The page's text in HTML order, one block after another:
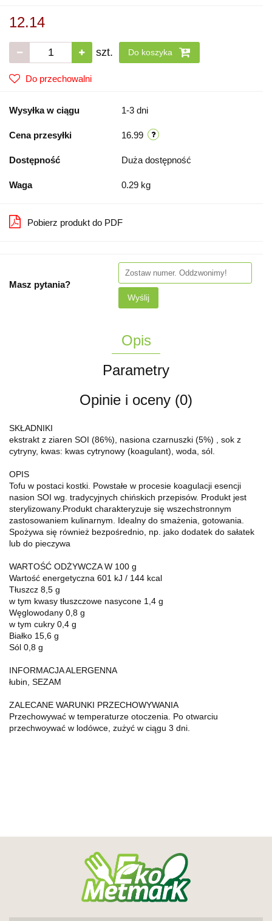
12.14
szt. Do koszyka
Do przechowalni
Wysyłka w ciągu 1-3 dni
Cena przesyłki 16.99
Dostępność Duża dostępność
Waga 0.29 kg
Pobierz produkt do PDF
Masz pytania?
Wyślij
Opis
Parametry
Opinie i oceny (0)
SKŁADNIKI
ekstrakt z ziaren SOI (86%), nasiona czarnuszki (5%) , sok z
cytryny, kwas: kwas cytrynowy (koagulant), woda, sól.
OPIS
Tofu w postaci kostki. Powstałe w procesie koagulacji esencji
nasion SOI wg. tradycyjnych chińskich przepisów. Produkt jest
sterylizowany.Produkt charakteryzuje się wszechstronnym
zastosowaniem kulinarnym. Idealny do smażenia, gotowania.
Spożywa się również bezpośrednio, np. jako dodatek do sałatek
lub do pieczywa
WARTOŚĆ ODŻYWCZA W 100 g
Wartość energetyczna 601 kJ / 144 kcal
Tłuszcz 8,5 g
w tym kwasy tłuszczowe nasycone 1,4 g
Węglowodany 0,8 g
w tym cukry 0,4 g
Białko 15,6 g
Sól 0,8 g
INFORMACJA ALERGENNA
łubin, SEZAM
ZALECANE WARUNKI PRZECHOWYWANIA
Przechowywać w temperaturze otoczenia. Po otwarciu
przechwoywać w lodówce, zużyć w ciągu 3 dni.